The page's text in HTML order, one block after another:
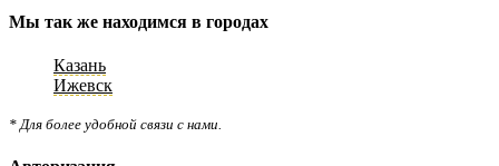
Мы так же находимся в городах
Казань
Ижевск
* Для более удобной связи с нами.